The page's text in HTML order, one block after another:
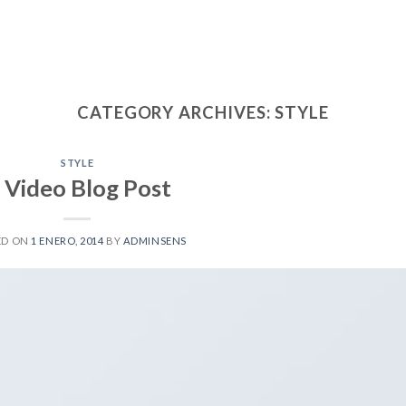
CATEGORY ARCHIVES:STYLE
STYLE
Video Blog Post
ON 1 ENERO, 2014 BY ADMINSENS